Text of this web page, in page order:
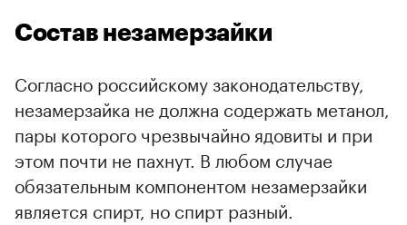
Состав незамерзайки
Согласно российскому законодательству,
незамерзайка не должна содержать метанол,
пары которого чрезвычайно ядовиты и при
этом почти не пахнут. В любом случае
обязательным компонентом незамерзайки
является спирт, но спирт разный.